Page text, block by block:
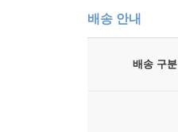
배송 안내
배송 구분